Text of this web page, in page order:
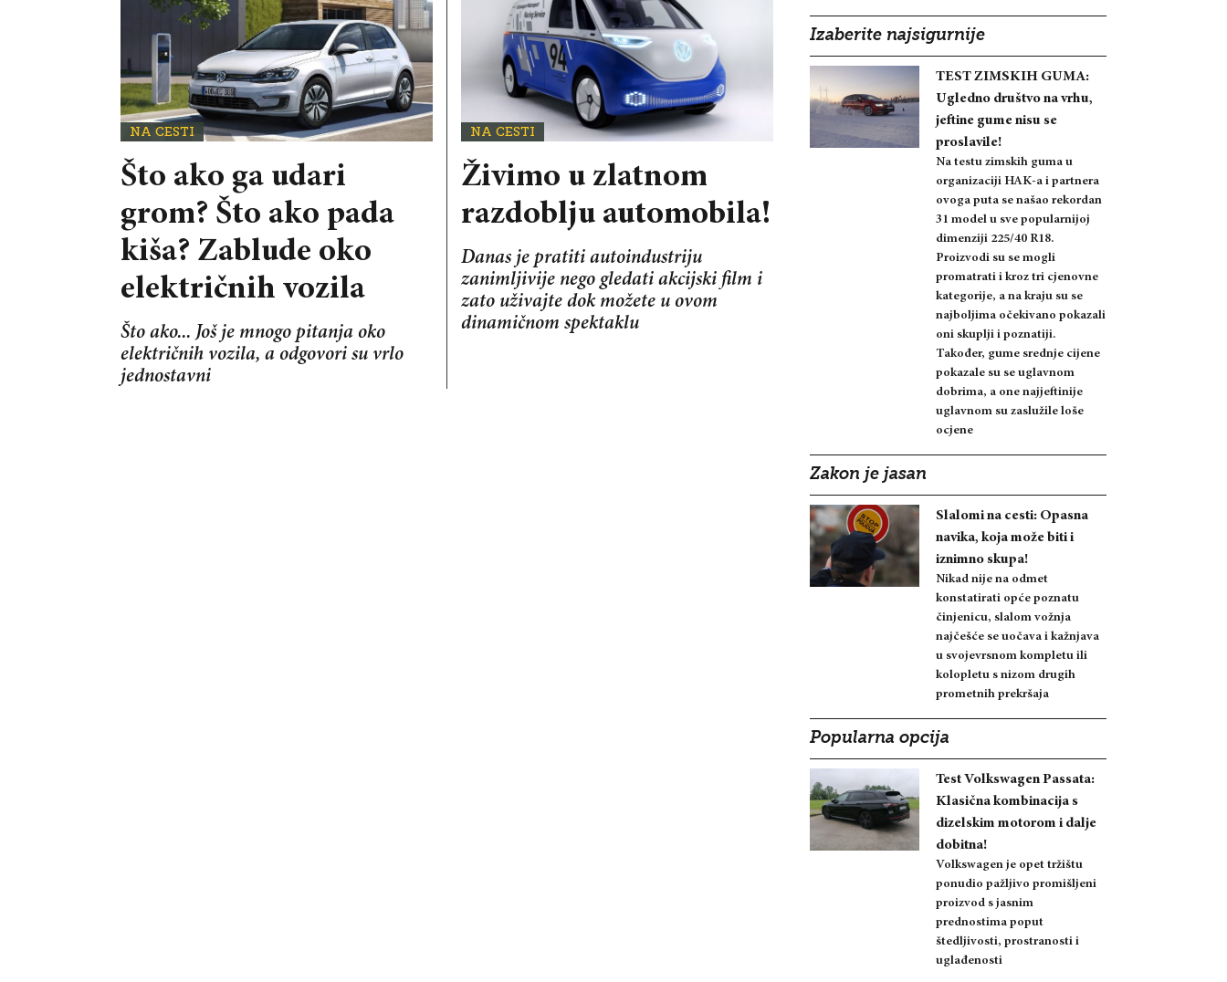
NA CESTI
Što ako ga udari
grom? Što ako pada
kiša? Zablude oko
električnih vozila
Što ako... Još je mnogo pitanja oko
električnih vozila, a odgovori su vrlo
jednostavni
NA CESTI
Živimo u zlatnom
razdoblju automobila!
Danas je pratiti autoindustriju
zanimljivije nego gledati akcijski film i
zato uživajte dok možete u ovom
dinamičnom spektaklu
Izaberite najsigurnije
TEST ZIMSKIH GUMA:
Ugledno društvo na vrhu,
jeftine gume nisu se
proslavile!
Na testu zimskih guma u
organizaciji HAK-a i partnera
ovoga puta se našao rekordan
31 model u sve popularnijoj
dimenziji 225/40 R18.
Proizvodi su se mogli
promatrati i kroz tri cjenovne
kategorije, a na kraju su se
najboljima očekivano pokazali
oni skuplji i poznatiji.
Također, gume srednje cijene
pokazale su se uglavnom
dobrima, a one najjeftinije
uglavnom su zaslužile loše
ocjene
Zakon je jasan
Slalomi na cesti: Opasna
navika, koja može biti i
iznimno skupa!
Nikad nije na odmet
konstatirati opće poznatu
činjenicu, slalom vožnja
najčešće se uočava i kažnjava
u svojevrsnom kompletu ili
kolopletu s nizom drugih
prometnih prekršaja
Popularna opcija
Test Volkswagen Passata:
Klasična kombinacija s
dizelskim motorom i dalje
dobitna!
Volkswagen je opet tržištu
ponudio pažljivo promišljeni
proizvod s jasnim
prednostima poput
štedljivosti, prostranosti i
uglađenosti